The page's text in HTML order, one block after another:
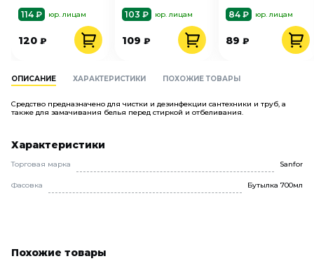
114 ₽
юр. лицам
120 ₽
103 ₽
юр. лицам
109 ₽
свежесть 400 г
84 ₽ юр. лицам
89 ₽
ОПИСАНИЕ ХАРАКТЕРИСТИКИ ПОХОЖИЕ ТОВАРЫ
Средство предназначено для чистки и дезинфекции сантехники и труб, а
также для замачивания белья перед стиркой и отбеливания.
Характеристики
Торговая марка Sanfor
Фасовка Бутылка 700мл
Похожие товары